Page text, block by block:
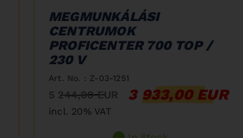
MEGMUNKÁLÁSI
CENTRUMOK
PROFICENTER 700 TOP /
230 V
Art. No. : Z-03-1251
5 244,00 EUR 3 933,00 EUR
incl. 20% VAT